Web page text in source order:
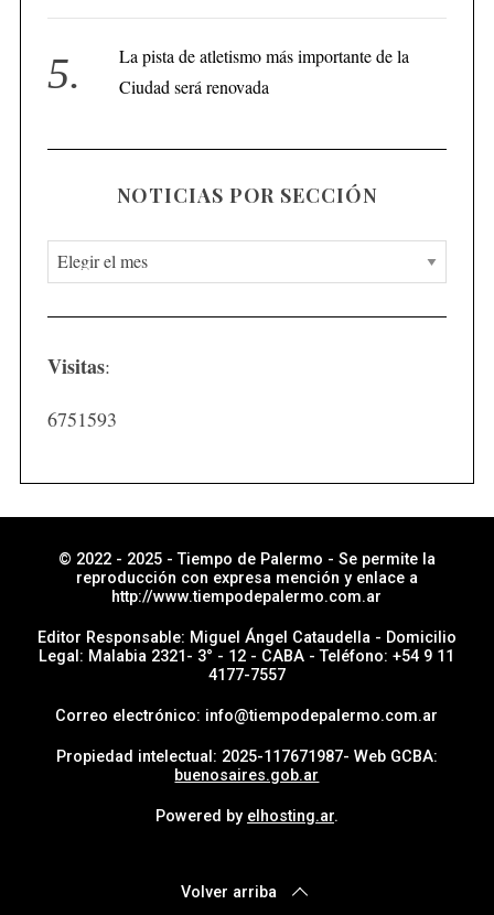
La pista de atletismo más importante de la
Ciudad será renovada
NOTICIAS POR SECCIÓN
N
o
t
c
i
e
c
Visitas:
6751593
© 2022 - 2025 - Tiempo de Palermo - Se permite la
reproducción con expresa mención y enlace a
http://www.tiempodepalermo.com.ar
Editor Responsable: Miguel Ángel Cataudella - Domicilio
Legal: Malabia 2321- 3° - 12 - CABA - Teléfono: +54 9 11
4177-7557
Correo electrónico: info@tiempodepalermo.com.ar
Propiedad intelectual: 2025-117671987- Web GCBA:
buenosaires.gob.ar
Powered by elhosting.ar.
Volver arriba